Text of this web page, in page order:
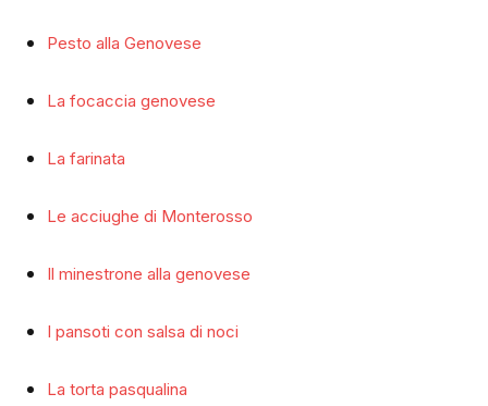
Pesto alla Genovese
La focaccia genovese
La farinata
Le acciughe di Monterosso
Il minestrone alla genovese
I pansoti con salsa di noci
La torta pasqualina